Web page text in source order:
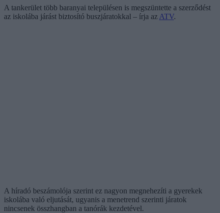
A tankerület több baranyai településen is megszüntette a szerződést
az iskolába járást biztosító buszjáratokkal – írja az ATV.
A híradó beszámolója szerint ez nagyon megnehezíti a gyerekek
iskolába való eljutását, ugyanis a menetrend szerinti járatok
nincsenek összhangban a tanórák kezdetével.